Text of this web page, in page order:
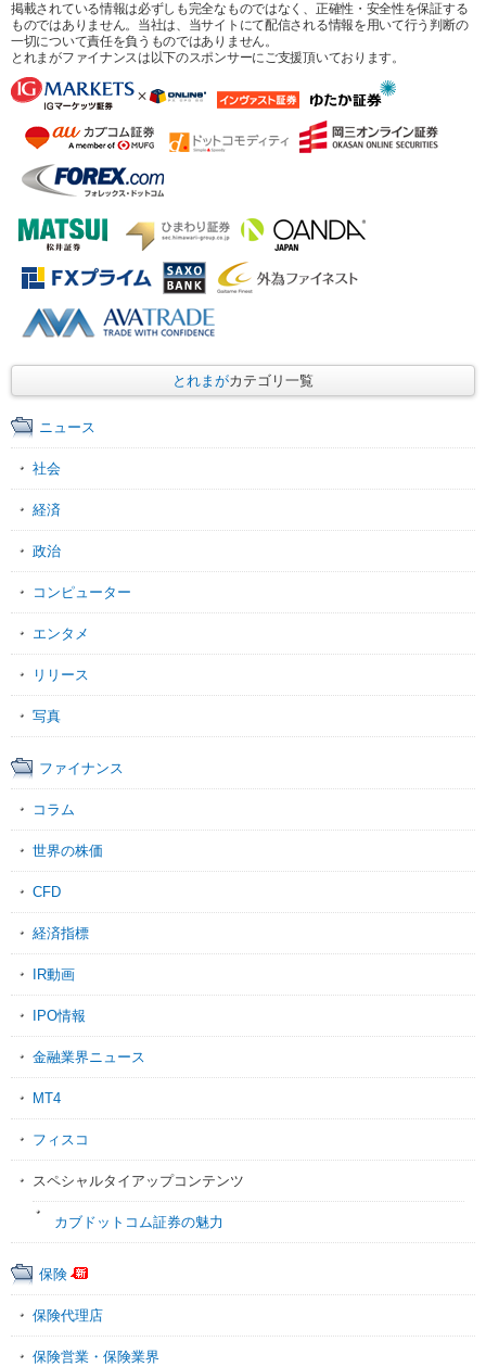
掲載されている情報は必ずしも完全なものではなく、正確性・安全性を保証する
ものではありません。当社は、当サイトにて配信される情報を用いて行う判断の
一切について責任を負うものではありません。
とれまがファイナンスは以下のスポンサーにご支援頂いております。
とれまがカテゴリ一覧
ニュース
社会
経済
政治
コンピューター
エンタメ
リリース
写真
ファイナンス
コラム
世界の株価
CFD
経済指標
IR動画
IPO情報
金融業界ニュース
MT4
フィスコ
スペシャルタイアップコンテンツ
カブドットコム証券の魅力
保険
保険代理店
保険営業・保険業界